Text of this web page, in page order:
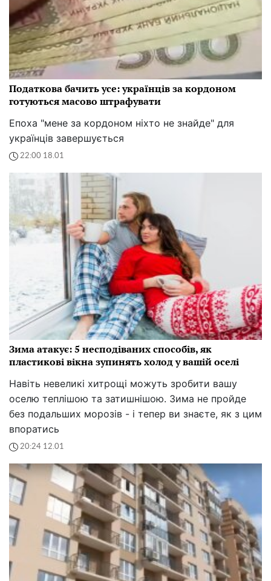
Податкова бачить усе: українців за кордоном
готуються масово штрафувати
Епоха "мене за кордоном ніхто не знайде" для
українців завершується
22:00 18.01
Зима атакує: 5 несподіваних способів, як
пластикові вікна зупинять холод у вашій оселі
Навіть невеликі хитрощі можуть зробити вашу
оселю теплішою та затишнішою. Зима не пройде
без подальших морозів - і тепер ви знаєте, як з цим
впоратись
20:24 12.01